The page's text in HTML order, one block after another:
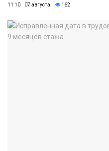
11:10 07 августа 162